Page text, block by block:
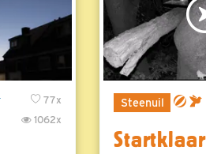
77x
1062x
Steenuil
Startklaar